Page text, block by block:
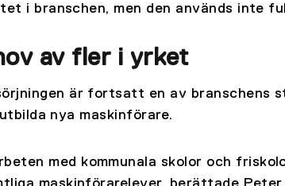
i branschen, men den används inte
av fler i yrket
är fortsatt en av branschens
nya maskinförare.
med kommunala skolor och